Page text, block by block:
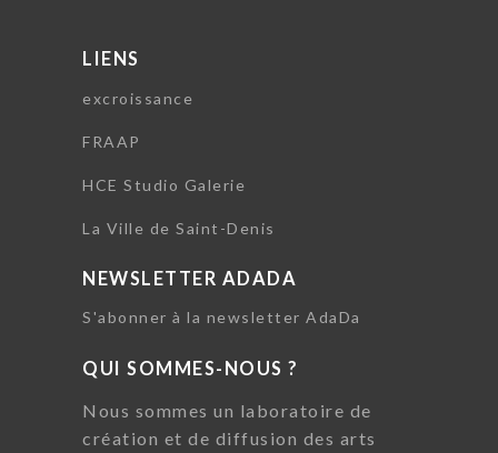
LIENS
excroissance
FRAAP
HCE Studio Galerie
La Ville de Saint-Denis
NEWSLETTER ADADA
S'abonner à la newsletter AdaDa
QUI SOMMES-NOUS ?
Nous sommes un laboratoire de
création et de diffusion des arts